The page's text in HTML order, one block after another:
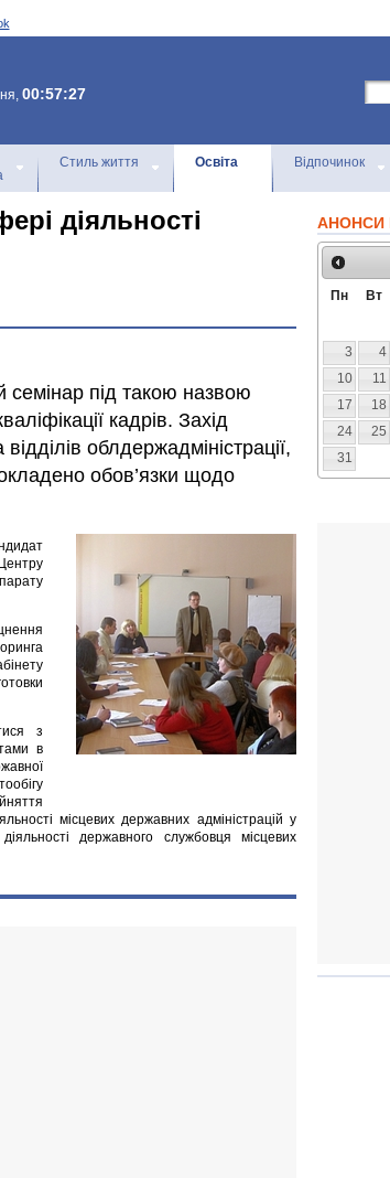
00:57:27
Стиль життя Освіта Відпочинок
діяльності
семінар під такою назвою
кадрів. Захід
облдержадміністрації,
обов’язки щодо
з
в
місцевих державних адміністрацій у
державного службовця місцевих
АНОНСИ
Пн Вт
3
4
10
11
17
18
24
25
31